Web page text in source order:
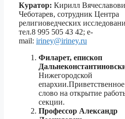
Куратор: Кирилл
Чеботарев, сотрудник Центра
религиоведческих
тел.8 995 505 43 42; e-
mail: iriney@iriney.ru
Филарет, епископ
Нижегородской
епархии.Приветственное
слово на открытие
секции.
Профессор Александр